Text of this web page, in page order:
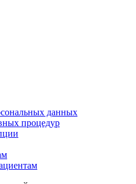
данных
процедур